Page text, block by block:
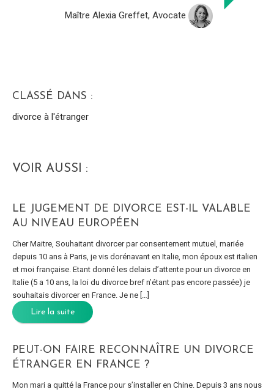
Maître Alexia Greffet, Avocate
CLASSÉ DANS :
divorce à l'étranger
VOIR AUSSI :
LE JUGEMENT DE DIVORCE EST-IL VALABLE
AU NIVEAU EUROPÉEN
Cher Maitre, Souhaitant divorcer par consentement mutuel, mariée
depuis 10 ans à Paris, je vis dorénavant en Italie, mon époux est italien
et moi française. Etant donné les delais d’attente pour un divorce en
Italie (5 a 10 ans, la loi du divorce bref n’étant pas encore passée) je
souhaitais divorcer en France. Je ne […]
Lire la suite
PEUT-ON FAIRE RECONNAÎTRE UN DIVORCE
ÉTRANGER EN FRANCE ?
Mon mari a quitté la France pour s’installer en Chine. Depuis 3 ans nous